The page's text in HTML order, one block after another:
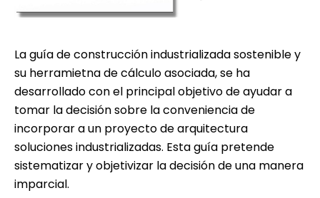
La guía de construcción industrializada sostenible y
su herramietna de cálculo asociada, se ha
desarrollado con el principal objetivo de ayudar a
tomar la decisión sobre la conveniencia de
incorporar a un proyecto de arquitectura
soluciones industrializadas. Esta guía pretende
sistematizar y objetivizar la decisión de una manera
imparcial.